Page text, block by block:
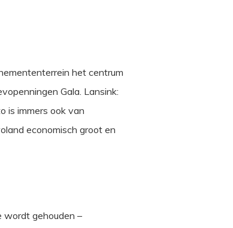
het centrum
Gala. Lansink:
is immers ook van
economisch groot en
wordt gehouden –